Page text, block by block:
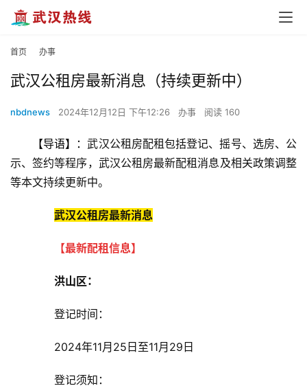
首页 办事
武汉公租房最新消息（持续更新中）
nbdnews 2024年12月12日 下午12:26 办事 阅读 160
【导语】：武汉公租房配租包括登记、摇号、选房、公
示、签约等程序，武汉公租房最新配租消息及相关政策调整
等本文持续更新中。
武汉公租房最新消息
【最新配租信息】
洪山区：
登记时间：
2024年11月25日至11月29日
登记须知：